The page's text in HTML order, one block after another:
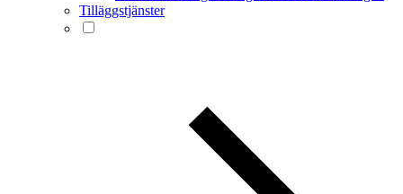
Tilläggstjänster